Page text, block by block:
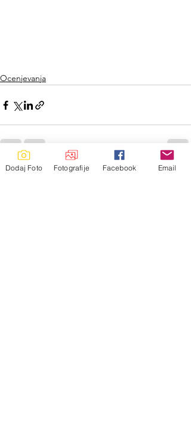
Ocenjevanja
Recent Posts See All
Dodaj Foto Fotografije Facebook Email